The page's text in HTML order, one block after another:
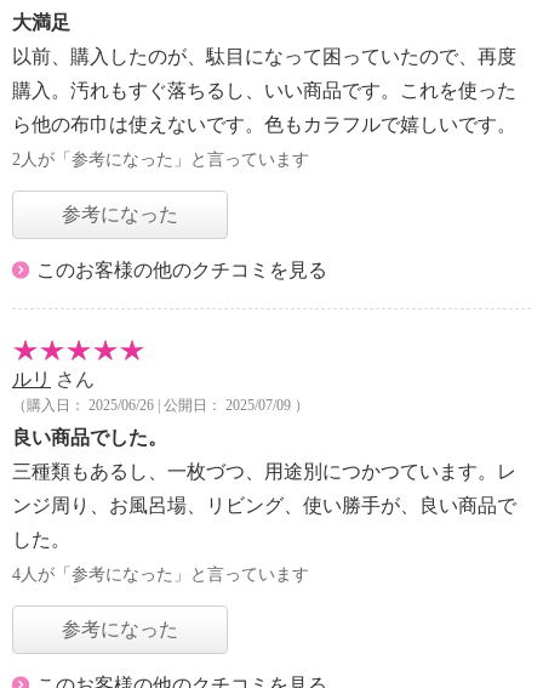
大満足
以前、購入したのが、駄目になって困っていたので、再度
購入。汚れもすぐ落ちるし、いい商品です。これを使った
ら他の布巾は使えないです。色もカラフルで嬉しいです。
2人が「参考になった」と言っています
参考になった
このお客様の他のクチコミを見る
ルリ さん
（購入日： 2025/06/26 | 公開日： 2025/07/09 ）
良い商品でした。
三種類もあるし、一枚づつ、用途別につかつています。レ
ンジ周り、お風呂場、リビング、使い勝手が、良い商品で
した。
4人が「参考になった」と言っています
参考になった